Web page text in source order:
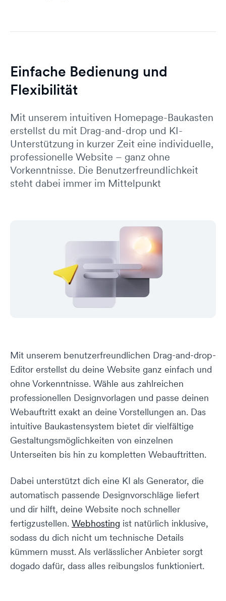
Einfache Bedienung und
Flexibilität
Mit unserem intuitiven Homepage-Baukasten
erstellst du mit Drag-and-drop und KI-
Unterstützung in kurzer Zeit eine individuelle,
professionelle Website – ganz ohne
Vorkenntnisse. Die Benutzerfreundlichkeit
steht dabei immer im Mittelpunkt
Mit unserem benutzerfreundlichen Drag-and-drop-
Editor erstellst du deine Website ganz einfach und
ohne Vorkenntnisse. Wähle aus zahlreichen
professionellen Designvorlagen und passe deinen
Webauftritt exakt an deine Vorstellungen an. Das
intuitive Baukastensystem bietet dir vielfältige
Gestaltungsmöglichkeiten von einzelnen
Unterseiten bis hin zu kompletten Webauftritten.
Dabei unterstützt dich eine KI als Generator, die
automatisch passende Designvorschläge liefert
und dir hilft, deine Website noch schneller
fertigzustellen. Webhosting ist natürlich inklusive,
sodass du dich nicht um technische Details
kümmern musst. Als verlässlicher Anbieter sorgt
dogado dafür, dass alles reibungslos funktioniert.